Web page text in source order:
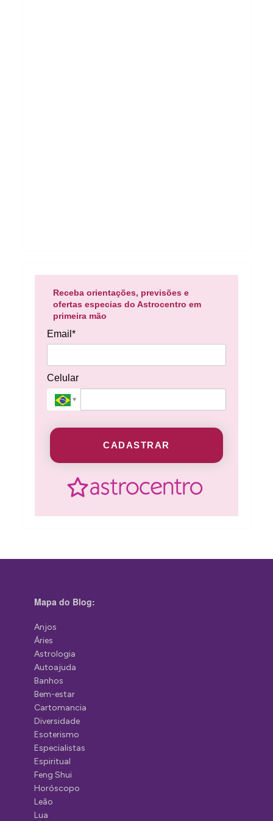
Receba orientações, previsões e
ofertas especias do Astrocentro em
primeira mão
Email*
Celular
CADASTRAR
Mapa do Blog:
Anjos
Áries
Astrologia
Autoajuda
Banhos
Bem-estar
Cartomancia
Diversidade
Esoterismo
Especialistas
Espiritual
Feng Shui
Horóscopo
Leão
Lua